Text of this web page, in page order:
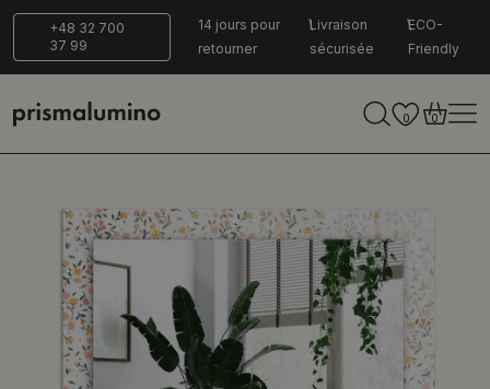
+48 32 700
37 99
14 jours pour
retourner
Livraison
sécurisée
ECO-
Friendly
0 0